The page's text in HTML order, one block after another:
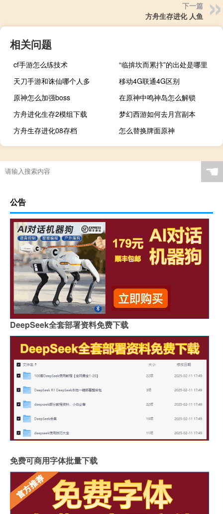
下一篇
方舟生存进化 人鱼
相关问题
cf手游怎么练技术
“临揜坎而累抃”的出处是哪里
天刀手游和诛仙哪个人多
移动4G联通4G区别
原神怎么加强boss
在原神中鸣神岛怎么解锁
方舟进化生存2模组下载
梦幻西游如何去月宫副本
方舟生存进化08存档
怎么替换牌面原神
☚
公告
DeepSeek全套部署资料免费下载
免费可商用字体批量下载